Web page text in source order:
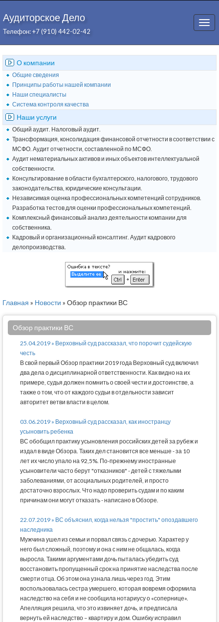
Аудиторское Дело
Телефон: +7 (910) 442-02-42
О компании
Общие сведения
Принципы работы нашей компании
Наши специалисты
Система контроля качества
Наши услуги
Общий аудит. Налоговый аудит.
Трансформация, консолидация финансовой отчетности в соответствии с
МСФО. Аудит отчетности, составленной по МСФО.
Аудит нематериальных активов и иных объектов интеллектуальной
собственности.
Консультирование в области бухгалтерского, налогового, трудового
законодательства, юридические консультации.
Независимая оценка профессиональных компетенций сотрудников.
Разработка тестов для оценки профессиональных компетенций.
Комплексный финансовый анализ деятельности компании для
собственника.
Кадровый и организационный консалтинг. Аудит кадрового
делопроизводства.
Главная » Новости » Обзор практики ВС
Обзор практики ВС
25.04.2019 » Верховный суд рассказал, что порочит судейскую
честь
В свой первый Обзор практики 2019 года Верховный суд включил
два дела о дисциплинарной ответственности. Как видно на их
примере, судья должен помнить о своей чести и достоинстве, а
также о том, что от каждого судьи в отдельности зависит
авторитет ветви власти в целом.
03.06.2019 » Верховный суд рассказал, как иностранцу
усыновить ребенка
ВС обобщил практику усыновления российских детей за рубеж и
издал в виде Обзора. Таких дел становится все меньше - за 10
лет их число упало на 92,5%. По-прежнему иностранные
усыновители часто берут "отказников" - детей с тяжелыми
заболеваниями, от асоциальных родителей, и просто
достаточно взрослых. Что надо проверить судам и по каким
причинам они могут отказать - написано в Обзоре.
22.07.2019 » ВС объяснил, когда нельзя "простить" опоздавшего
наследника
Мужчина ушел из семьи и порвал связь с дочерью. Характер у
него был сложный, поэтому и она с ним не общалась, когда
выросла. Такими аргументами дочь пыталась убедить суд
восстановить пропущенный срок на принятие наследства после
смерти отца. Об этом она узнала лишь через год. Этим
воспользовалась сестра умершего, которая вовремя оформила
наследство на себя и не сообщила нотариусу о «сопернице».
Апелляция решила, что это извиняет дочь, и предписала
вернуть ей наследство – квартиру и дом. Ошибку исправил